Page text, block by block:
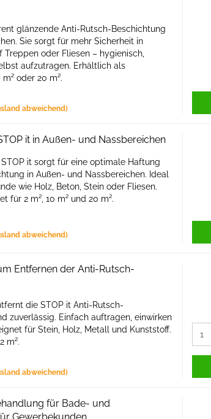
glänzende Anti-Rutsch-Beschichtung
Sie sorgt für mehr Sicherheit in
Treppen oder Fliesen – hygienisch,
aufzutragen. Erhältlich als
oder 20 m².
abweichend)
it in Außen- und Nassbereichen
it sorgt für eine optimale Haftung
in Außen- und Nassbereichen. Ideal
wie Holz, Beton, Stein oder Fliesen.
für 2 m², 10 m² und 20 m².
abweichend)
Entfernen der Anti-Rutsch-
die STOP it Anti-Rutsch-
zuverlässig. Einfach auftragen, einwirken
für Stein, Holz, Metall und Kunststoff.
m².
abweichend)
für Bade- und